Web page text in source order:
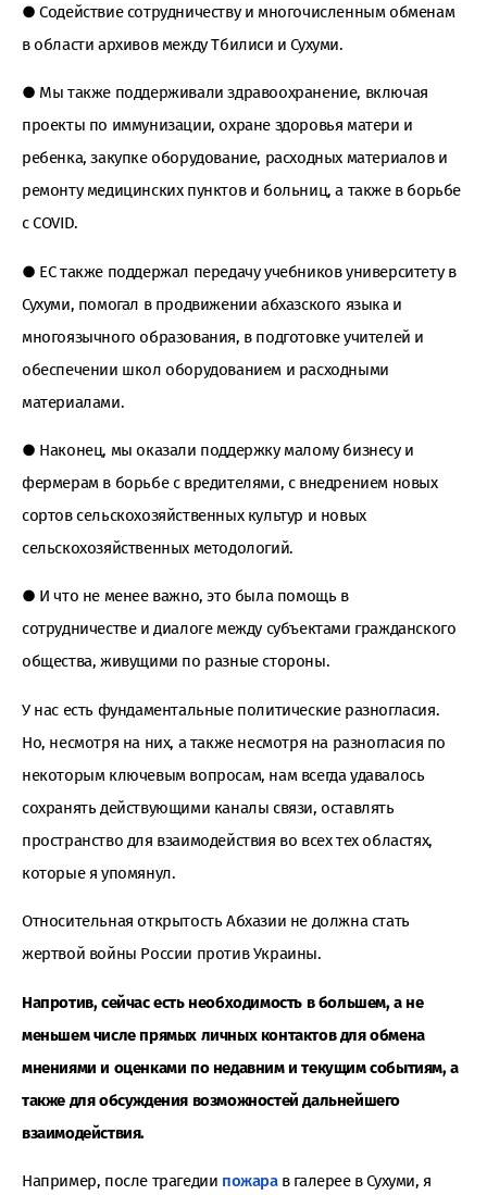
● Содействие сотрудничеству и многочисленным обменам
в области архивов между Тбилиси и Сухуми.
● Мы также поддерживали здравоохранение, включая
проекты по иммунизации, охране здоровья матери и
ребенка, закупке оборудование, расходных материалов и
ремонту медицинских пунктов и больниц, а также в борьбе
с COVID.
● ЕС также поддержал передачу учебников университету в
Сухуми, помогал в продвижении абхазского языка и
многоязычного образования, в подготовке учителей и
обеспечении школ оборудованием и расходными
материалами.
● Наконец, мы оказали поддержку малому бизнесу и
фермерам в борьбе с вредителями, с внедрением новых
сортов сельскохозяйственных культур и новых
сельскохозяйственных методологий.
● И что не менее важно, это была помощь в
сотрудничестве и диалоге между субъектами гражданского
общества, живущими по разные стороны.
У нас есть фундаментальные политические разногласия.
Но, несмотря на них, а также несмотря на разногласия по
некоторым ключевым вопросам, нам всегда удавалось
сохранять действующими каналы связи, оставлять
пространство для взаимодействия во всех тех областях,
которые я упомянул.
Относительная открытость Абхазии не должна стать
жертвой войны России против Украины.
Напротив, сейчас есть необходимость в большем, а не
меньшем числе прямых личных контактов для обмена
мнениями и оценками по недавним и текущим событиям, а
также для обсуждения возможностей дальнейшего
взаимодействия.
Например, после трагедии пожарав галерее в Сухуми, я